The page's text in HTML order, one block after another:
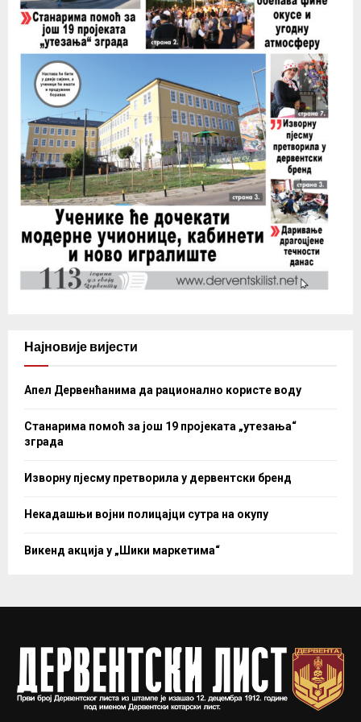
Најновије вијести
Апел Дервенћанима да рационално користе воду
Станарима помоћ за још 19 пројеката „утезања“
зграда
Изворну пјесму претворила у дервентски бренд
Некадашњи војни полицајци сутра на окупу
Викенд акција у „Шики маркетима“